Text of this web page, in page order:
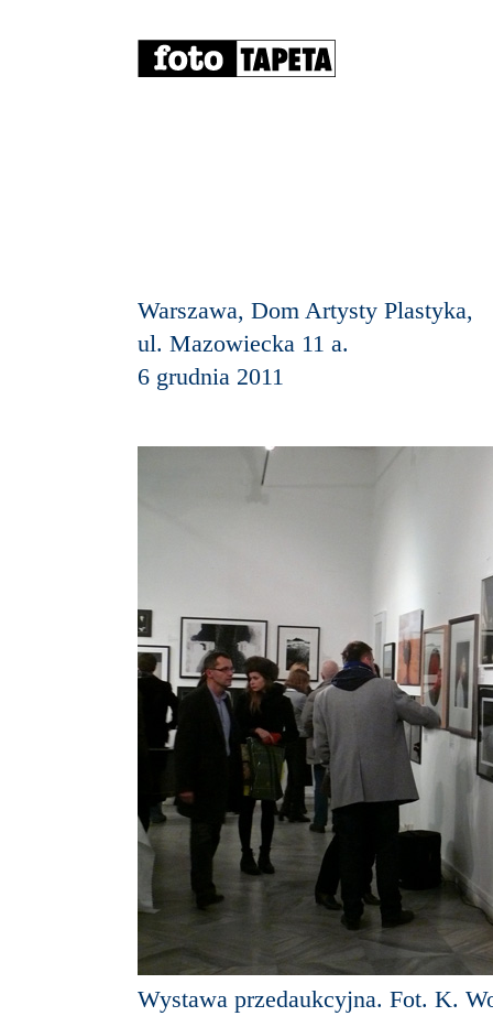
Warszawa, Dom Artysty Plastyka,
ul. Mazowiecka 11 a.
6 grudnia 2011
Wystawa przedaukcyjna. Fot. K.